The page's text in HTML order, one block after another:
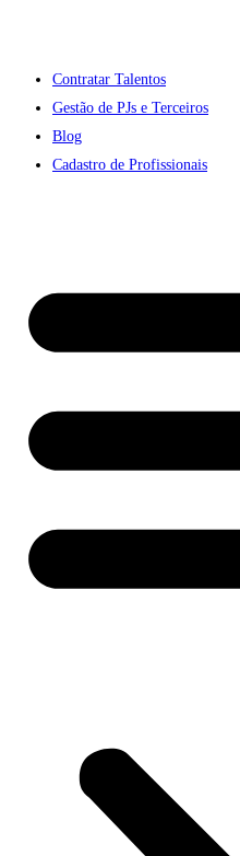
Contratar Talentos
Gestão de PJs e Terceiros
Blog
Cadastro de Profissionais